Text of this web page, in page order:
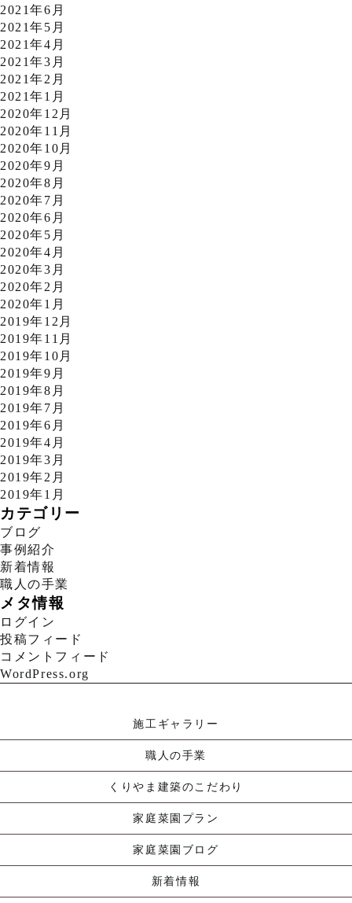
2021年6月
2021年5月
2021年4月
2021年3月
2021年2月
2021年1月
2020年12月
2020年11月
2020年10月
2020年9月
2020年8月
2020年7月
2020年6月
2020年5月
2020年4月
2020年3月
2020年2月
2020年1月
2019年12月
2019年11月
2019年10月
2019年9月
2019年8月
2019年7月
2019年6月
2019年4月
2019年3月
2019年2月
2019年1月
カテゴリー
ブログ
事例紹介
新着情報
職人の手業
メタ情報
ログイン
投稿フィード
コメントフィード
WordPress.org
施工ギャラリー
職人の手業
くりやま建築のこだわり
家庭菜園プラン
家庭菜園ブログ
新着情報